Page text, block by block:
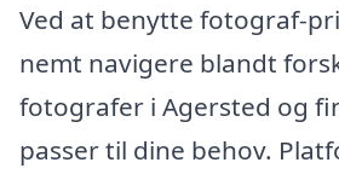
Ved at benytte fotograf-
nemt navigere blandt
fotografer i Agersted og
passer til dine behov.